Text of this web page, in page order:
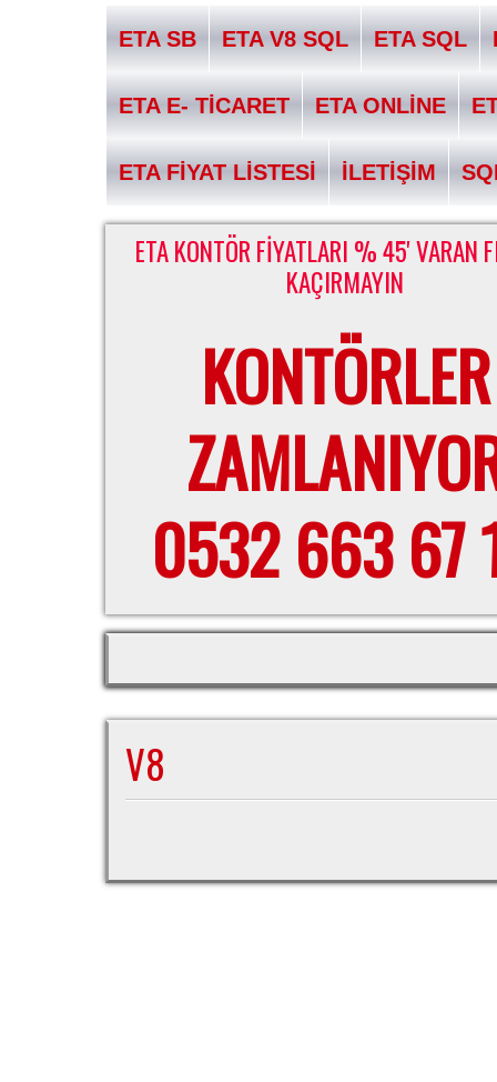
ETA SB ETA V8 SQL ETA SQL
ETA E- TİCARET ETA ONLİNE
ETA FİYAT LİSTESİ İLETİŞİM
ETA KONTÖR FİYATLARI % 45' VARAN
KAÇIRMAYIN
KONTÖRLER
0532 663 67
V8